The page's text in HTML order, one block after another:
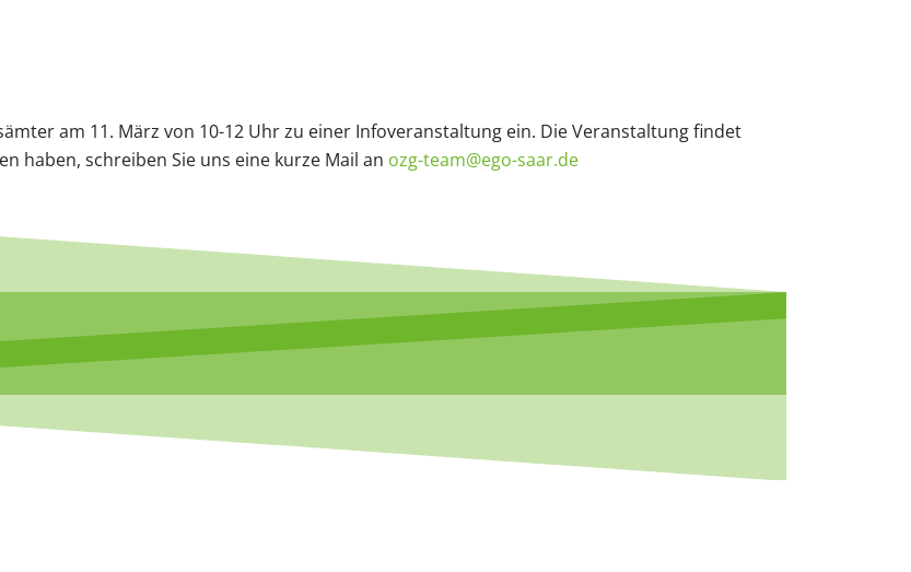
am 11. März von 10-12 Uhr zu einer Infoveranstaltung ein. Die Veranstaltung findet
haben, schreiben Sie uns eine kurze Mail an ozg-team@ego-saar.de